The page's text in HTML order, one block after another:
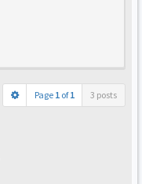
Page 1 of1 3 posts